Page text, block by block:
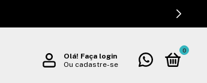
Olá! Faça login
Ou cadastre-se
0